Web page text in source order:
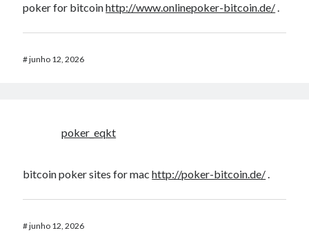
poker for bitcoinhttp://www.onlinepoker-bitcoin.de/.
#junho 12, 2026
poker_eqkt
bitcoin poker sites for machttp://poker-bitcoin.de/.
#junho 12, 2026